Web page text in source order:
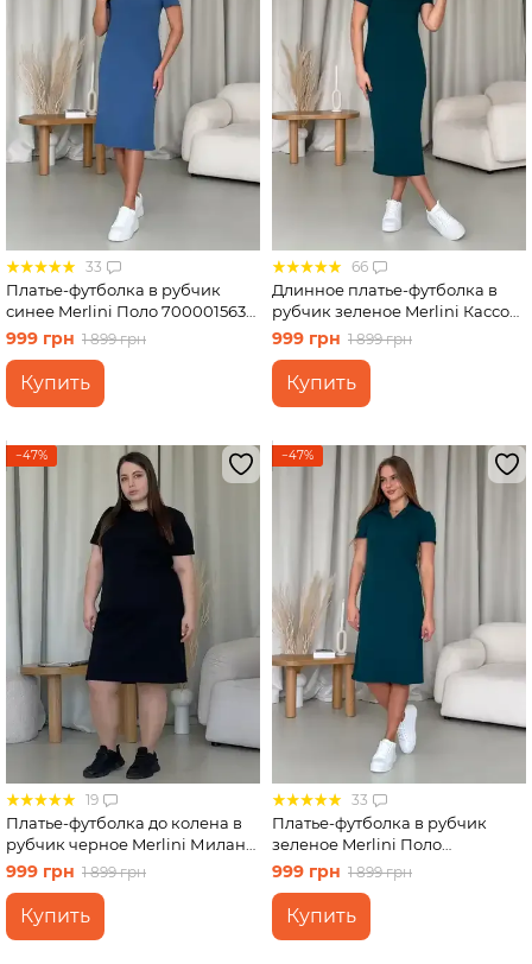
33
Платье-футболка в рубчик
синее Merlini Поло 700001563
размер L-XL
999 грн 1 899 грн
Купить
66
Длинное платье-футболка в
рубчик зеленое Merlini Кассо
700000132 размер 42-44 (S-M)
999 грн 1 899 грн
Купить
−47%
19
Платье-футболка до колена в
рубчик черное Merlini Милан
700000141 размер 50-52 (2XL-
999 грн 1 899 грн
Купить
−47%
33
Платье-футболка в рубчик
зеленое Merlini Поло
700001565 размер S-M
999 грн 1 899 грн
Купить